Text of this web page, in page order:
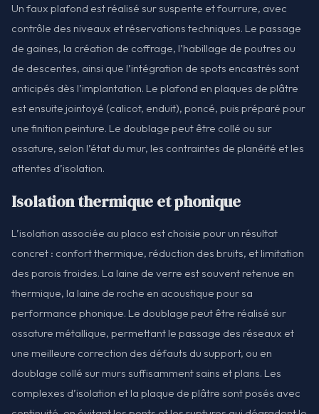
Un faux plafond est réalisé sur suspente et fourrure, avec
contrôle des niveaux et réservations techniques. Le passage
de gaines, la création de coffrage, l’habillage de poutres ou
de descentes, ainsi que l’intégration de spots encastrés sont
anticipés dès l’implantation. Le plafond en plaques de plâtre
est ensuite jointoyé (calicot, enduit), poncé, puis préparé pour
une finition peinture. Le doublage peut être collé ou sur
ossature, selon l’état du mur, les contraintes de planéité et les
attentes d’isolation.
Isolation thermique et phonique
L’isolation associée au placo est choisie pour un résultat
concret : confort thermique, réduction des bruits, et limitation
des parois froides. La laine de verre est souvent retenue en
thermique, la laine de roche en acoustique pour sa
performance phonique. Le doublage peut être réalisé sur
ossature métallique, permettant le passage des réseaux et
une meilleure correction des défauts du support, ou en
doublage collé sur murs suffisamment sains et plans. Les
complexes d’isolation et la plaque de plâtre sont posés avec